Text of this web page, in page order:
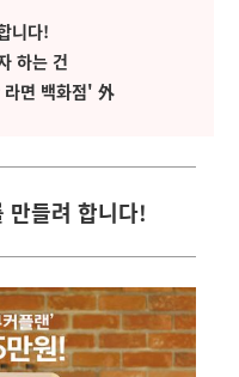
니다!
하는 건
면 백화점' 外
만들려 합니다!